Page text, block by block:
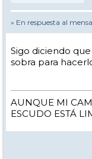
» En respuesta al
Sigo diciendo
sobra para
AUNQUE MI
ESCUDO ESTÁ